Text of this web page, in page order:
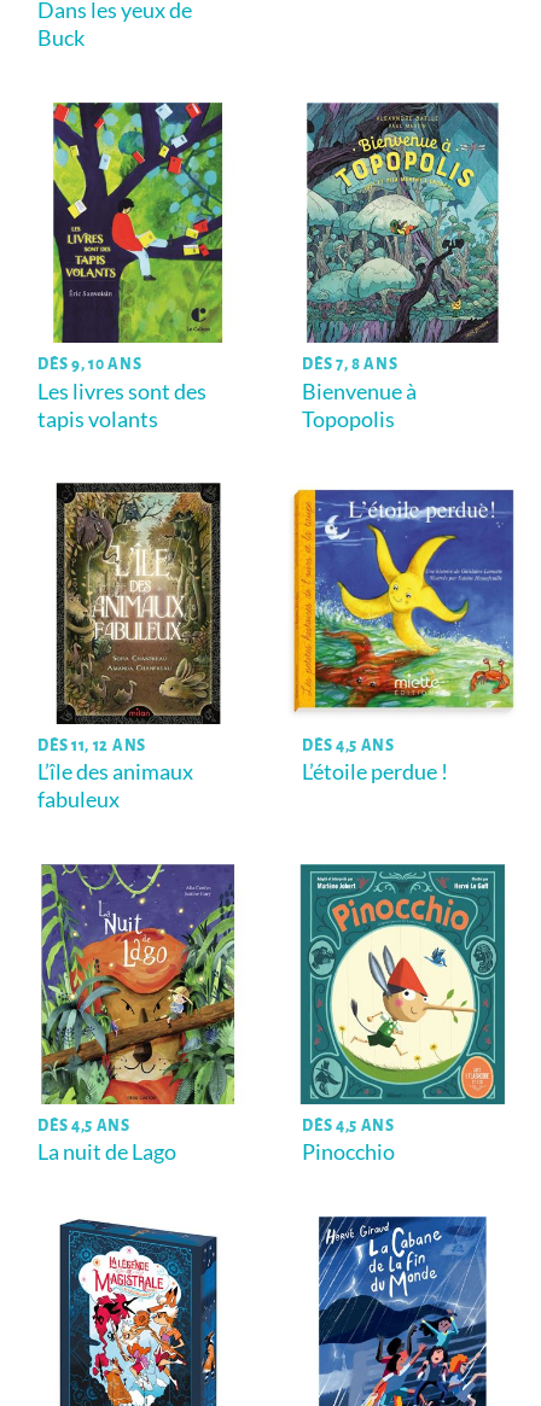
Dans les yeux de
Buck
DÈS 9, 10 ANS
Les livres sont des
tapis volants
DÈS 7, 8 ANS
Bienvenue à
Topopolis
DÈS 11, 12 ANS
L’île des animaux
fabuleux
DÈS 4,5 ANS
L’étoile perdue !
DÈS 4,5 ANS
La nuit de Lago
DÈS 4,5 ANS
Pinocchio